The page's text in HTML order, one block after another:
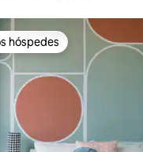
preferidos dos
hóspedes